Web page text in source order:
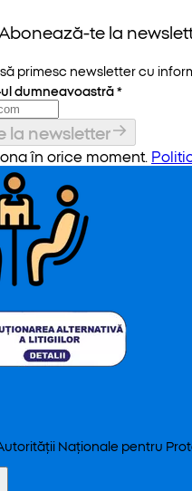
te la
primesc newsletter cu
dumneavoastră*
la newsletter
în orice moment.
Naționale pentru